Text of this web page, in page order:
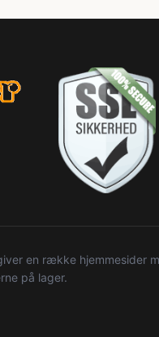
en række hjemmesider
på lager.